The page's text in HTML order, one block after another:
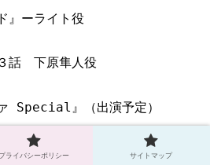
』ーライト役
話 下原隼人役
Special』（出演予定）
プライバシーポリシー サイトマップ